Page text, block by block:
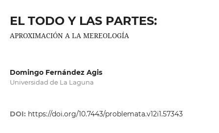
EL TODO Y LAS PARTES:
APROXIMACIÓN A LA MEREOLOGÍA
Domingo Fernández Agis
Universidad de La Laguna
DOI: https://doi.org/10.7443/problemata.v12i1.57343